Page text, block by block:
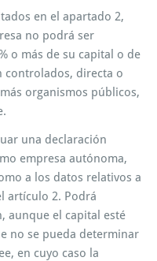
en el apartado 2,
no podrá ser
o más de su capital o de
controlados, directa o
organismos públicos,
una declaración
empresa autónoma,
a los datos relativos a
artículo 2. Podrá
aunque el capital esté
no se pueda determinar
en cuyo caso la